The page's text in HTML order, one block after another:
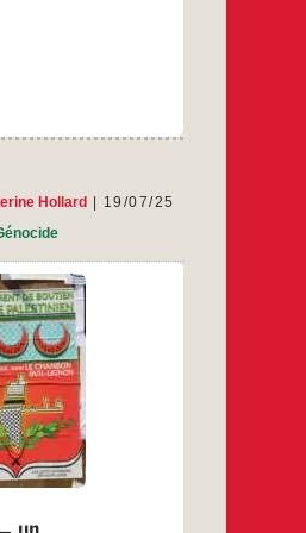
Hollard
19/07/25
autonome Haute-
de soutien
sur-Lignon.
interdit par le préfet
qu’il serait rejoint
BDS (Boycott
venus de la
Loire… alors
…
sur-
–